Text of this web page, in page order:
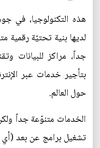
هذه التكنولوجيا، في
لديها بنية تحتيّة رقمية
جداً، مراكز للبيانات
بتأجير خدمات عبر
حول العالم.
الخدمات متنوّعة جداً
تشغيل برامج عن بعد